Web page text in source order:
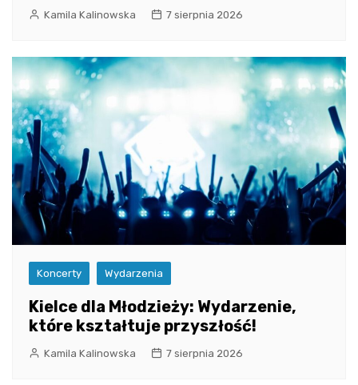
Kamila Kalinowska 7 sierpnia 2026
Koncerty Wydarzenia
Kielce dla Młodzieży: Wydarzenie,
które kształtuje przyszłość!
Kamila Kalinowska 7 sierpnia 2026